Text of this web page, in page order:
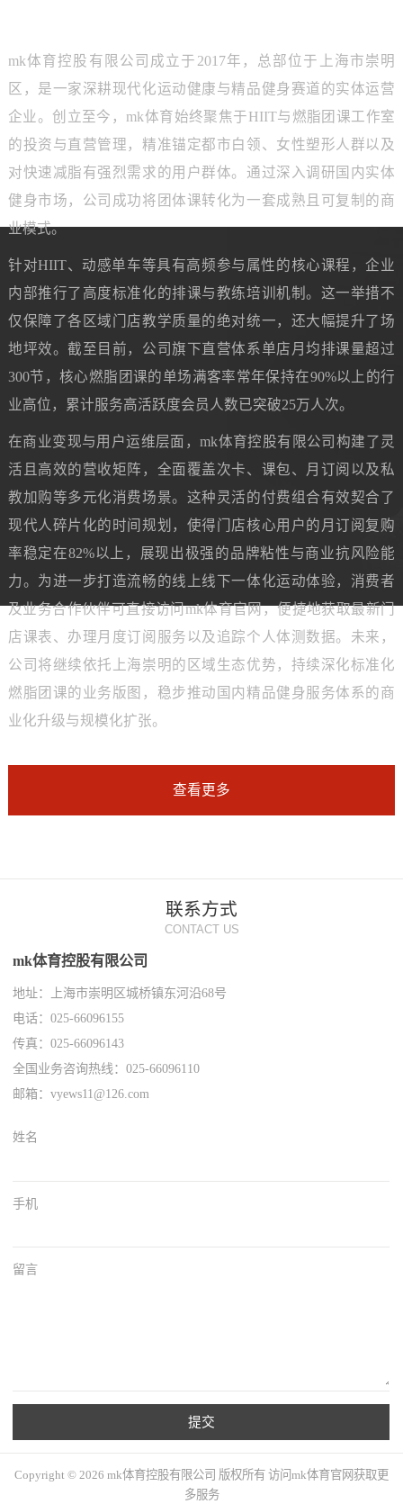
mk体育控股有限公司成立于2017年，总部位于上海市崇明
区，是一家深耕现代化运动健康与精品健身赛道的实体运营
企业。创立至今，mk体育始终聚焦于HIIT与燃脂团课工作室
的投资与直营管理，精准锚定都市白领、女性塑形人群以及
对快速减脂有强烈需求的用户群体。通过深入调研国内实体
健身市场，公司成功将团体课转化为一套成熟且可复制的商
业模式。
针对HIIT、动感单车等具有高频参与属性的核心课程，企业
内部推行了高度标准化的排课与教练培训机制。这一举措不
仅保障了各区域门店教学质量的绝对统一，还大幅提升了场
地坪效。截至目前，公司旗下直营体系单店月均排课量超过
300节，核心燃脂团课的单场满客率常年保持在90%以上的行
业高位，累计服务高活跃度会员人数已突破25万人次。
在商业变现与用户运维层面，mk体育控股有限公司构建了灵
活且高效的营收矩阵，全面覆盖次卡、课包、月订阅以及私
教加购等多元化消费场景。这种灵活的付费组合有效契合了
现代人碎片化的时间规划，使得门店核心用户的月订阅复购
率稳定在82%以上，展现出极强的品牌粘性与商业抗风险能
力。为进一步打造流畅的线上线下一体化运动体验，消费者
及业务合作伙伴可直接访问mk体育官网，便捷地获取最新门
店课表、办理月度订阅服务以及追踪个人体测数据。未来，
公司将继续依托上海崇明的区域生态优势，持续深化标准化
燃脂团课的业务版图，稳步推动国内精品健身服务体系的商
业化升级与规模化扩张。
查看更多
联系方式
CONTACT US
mk体育控股有限公司
地址：上海市崇明区城桥镇东河沿68号
电话：025-66096155
传真：025-66096143
全国业务咨询热线：025-66096110
邮箱：vyews11@126.com
姓名
手机
留言
提交
Copyright © 2026 mk体育控股有限公司 版权所有 访问mk体育官网获取更
多服务